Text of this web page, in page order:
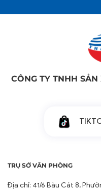
CÔNG TY TNHH
TRỤ SỞ VĂN PHÒNG
Địa chỉ: 41/6 Bàu Cát 8,